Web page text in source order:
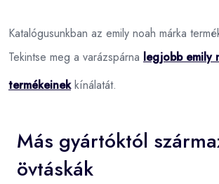
Katalógusunkban az emily noah márka
Tekintse meg a varázspárna legjobb emily
termékeinekkínálatát.
Más gyártóktól
övtáskák